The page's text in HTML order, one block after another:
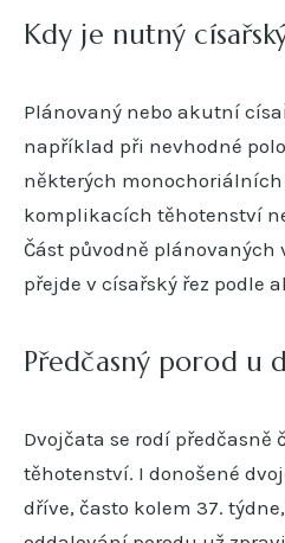
Kdy je nutný
Plánovaný nebo akutní
například při nevhodné
některých
komplikacích těhotenství
Část původně
přejde v císařský řez podle
Předčasný porod u
Dvojčata se rodí předčasně
těhotenství. I donošené
dříve, často kolem 37.